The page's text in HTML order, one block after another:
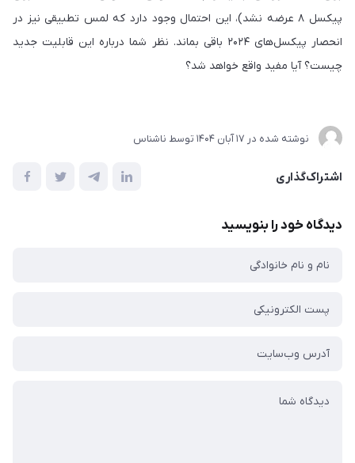
پیکسل ۸ عرضه نشد)، این احتمال وجود دارد که لمس تطبیقی نیز در
انحصار پیکسل‌های ۲۰۲۴ باقی بماند. نظر شما درباره این قابلیت جدید
چیست؟ آیا مفید واقع خواهد شد؟
نوشته شده در 17 آبان 1404 توسط ناشناس
اشتراک‌گذاری
دیدگاه خود را بنویسید